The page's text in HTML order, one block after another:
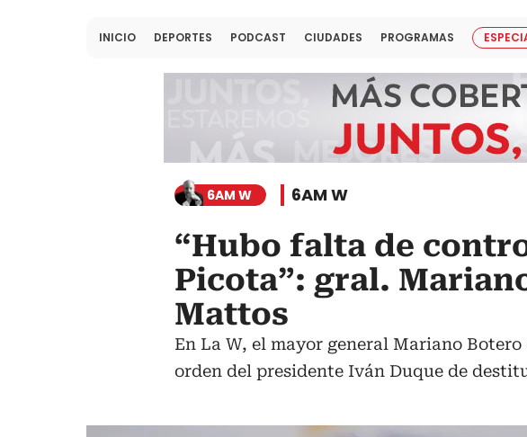
INICIO DEPORTES PODCAST CIUDADES PROGRAMAS
6AM W 6AM W
“Hubo falta de
Picota”: gral.
Mattos
En La W, el mayor general Mariano
orden del presidente Iván Duque de